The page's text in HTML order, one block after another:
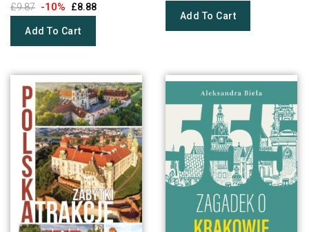
£9.87 -10% £8.88
Add To Cart
Add To Cart